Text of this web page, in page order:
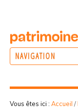
NAVIGATION
Vous êtes ici : Accueil /